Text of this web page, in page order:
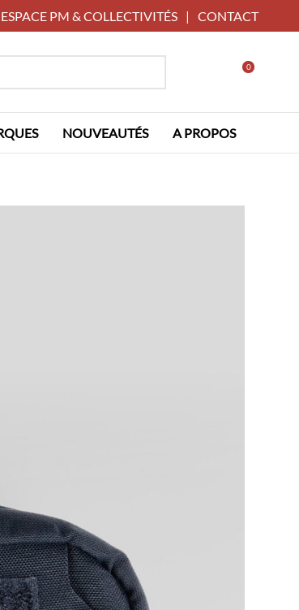
ESPACE PM & COLLECTIVITÉS | CONTACT
0
NOUVEAUTÉS A PROPOS